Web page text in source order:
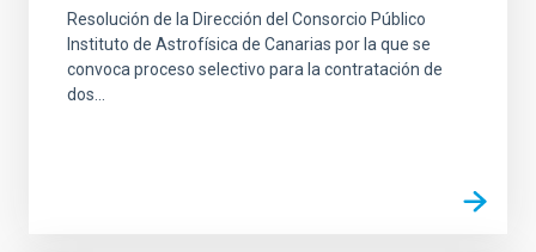
Resolución de la Dirección del Consorcio Público
Instituto de Astrofísica de Canarias por la que se
convoca proceso selectivo para la contratación de
dos...